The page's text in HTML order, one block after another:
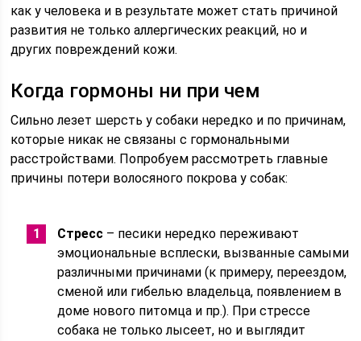
как у человека и в результате может стать причиной
развития не только аллергических реакций, но и
других повреждений кожи.
Когда гормоны ни при чем
Сильно лезет шерсть у собаки нередко и по причинам,
которые никак не связаны с гормональными
расстройствами. Попробуем рассмотреть главные
причины потери волосяного покрова у собак:
Стресс – песики нередко переживают
эмоциональные всплески, вызванные самыми
различными причинами (к примеру, переездом,
сменой или гибелью владельца, появлением в
доме нового питомца и пр.). При стрессе
собака не только лысеет, но и выглядит